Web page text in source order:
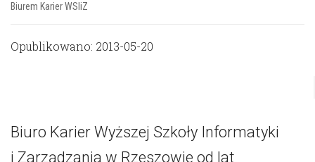
Biurem Karier WSIiZ
Opublikowano: 2013-05-20
Biuro Karier Wyższej Szkoły Informatyki
i Zarządzania w Rzeszowie od lat